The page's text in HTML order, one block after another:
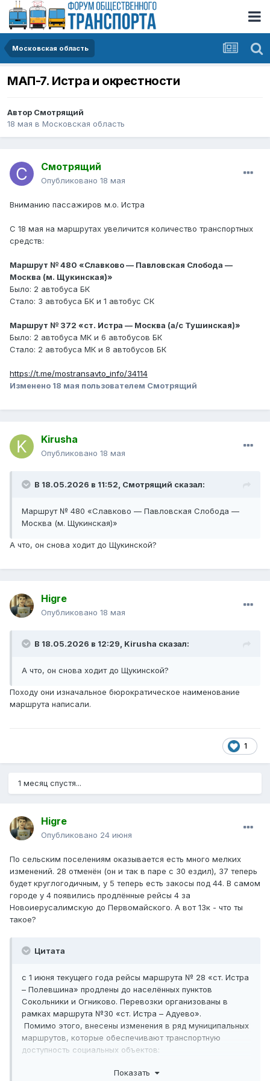
Московская область
МАП-7. Истра и окрестности
Автор Смотрящий
18 мая в Московская область
Смотрящий
Опубликовано 18 мая
Вниманию пассажиров м.о. Истра
С 18 мая на маршрутах увеличится количество транспортных
средств:
Маршрут № 480 «Славково — Павловская Слобода —
Москва (м. Щукинская)»
Было: 2 автобуса БК
Стало: 3 автобуса БК и 1 автобус СК
Маршрут № 372 «ст. Истра — Москва (а/с Тушинская)»
Было: 2 автобуса МК и 6 автобусов БК
Стало: 2 автобуса МК и 8 автобусов БК
https://t.me/mostransavto_info/34114
Изменено 18 мая пользователем Смотрящий
Kirusha
Опубликовано 18 мая
В 18.05.2026 в 11:52, Смотрящий сказал:
Маршрут № 480 «Славково — Павловская Слобода —
Москва (м. Щукинская)»
А что, он снова ходит до Щукинской?
Higre
Опубликовано 18 мая
В 18.05.2026 в 12:29, Kirusha сказал:
А что, он снова ходит до Щукинской?
Походу они изначальное бюрократическое наименование
маршрута написали.
1
1 месяц спустя...
Higre
Опубликовано 24 июня
По сельским поселениям оказывается есть много мелких
изменений. 28 отменён (он и так в паре с 30 ездил), 37 теперь
будет круглогодичным, у 5 теперь есть закосы под 44. В самом
городе у 4 появились продлённые рейсы 4 за
Новоиерусалимскую до Первомайского. А вот 13к - что ты
такое?
Цитата
с 1 июня текущего года рейсы маршрута № 28 «ст. Истра
– Полевшина» продлены до населённых пунктов
Сокольники и Огниково. Перевозки организованы в
рамках маршрута №30 «ст. Истра – Адуево».
Помимо этого, внесены изменения в ряд муниципальных
маршрутов, которые обеспечивают транспортную
доступность социальных объектов:
больничного комплекса на маршрутах №4 «ст. Истра –
Показать